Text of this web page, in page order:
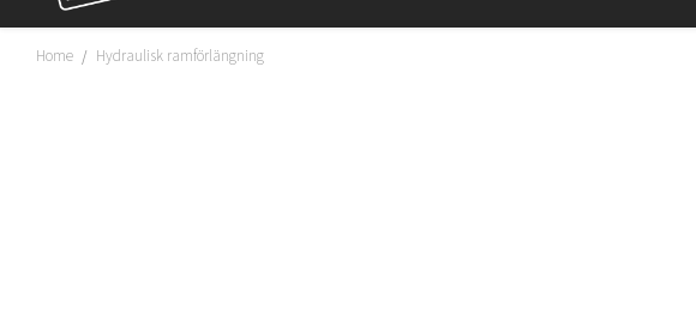
innehåll
Home / Hydraulisk ramförlängning